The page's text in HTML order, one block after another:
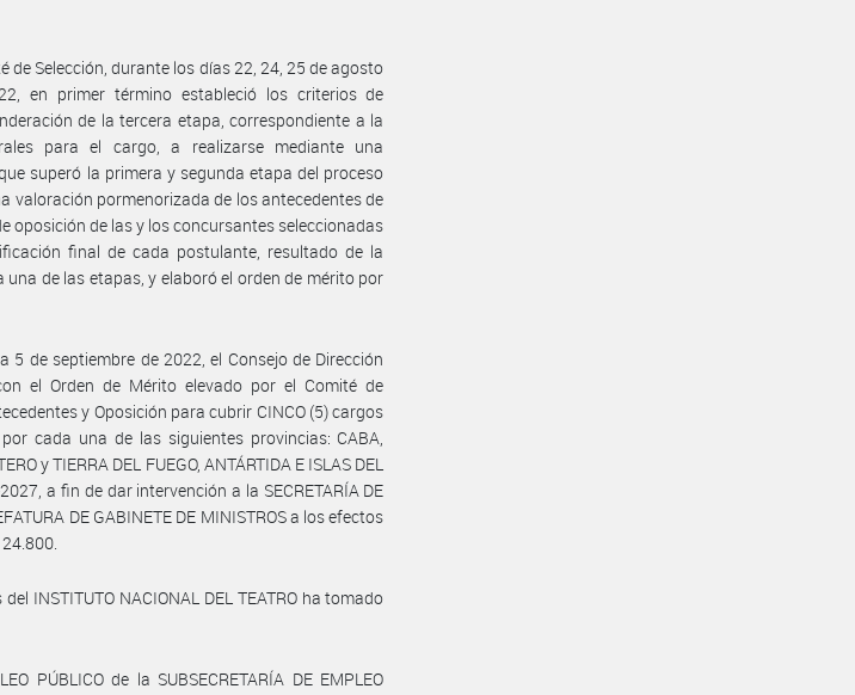
de Selección, durante los días 22, 24, 25 de agosto
en primer término estableció los criterios de
de la tercera etapa, correspondiente a la
para el cargo, a realizarse mediante una
superó la primera y segunda etapa del proceso
valoración pormenorizada de los antecedentes de
oposición de las y los concursantes seleccionadas
final de cada postulante, resultado de la
de las etapas, y elaboró el orden de mérito por
5 de septiembre de 2022, el Consejo de Dirección
el Orden de Mérito elevado por el Comité de
y Oposición para cubrir CINCO (5) cargos
cada una de las siguientes provincias: CABA,
y TIERRA DEL FUEGO, ANTÁRTIDA E ISLAS DEL
a fin de dar intervención a la SECRETARÍA DE
DE GABINETE DE MINISTROS a los efectos
INSTITUTO NACIONAL DEL TEATRO ha tomado
PÚBLICO de la SUBSECRETARÍA DE EMPLEO